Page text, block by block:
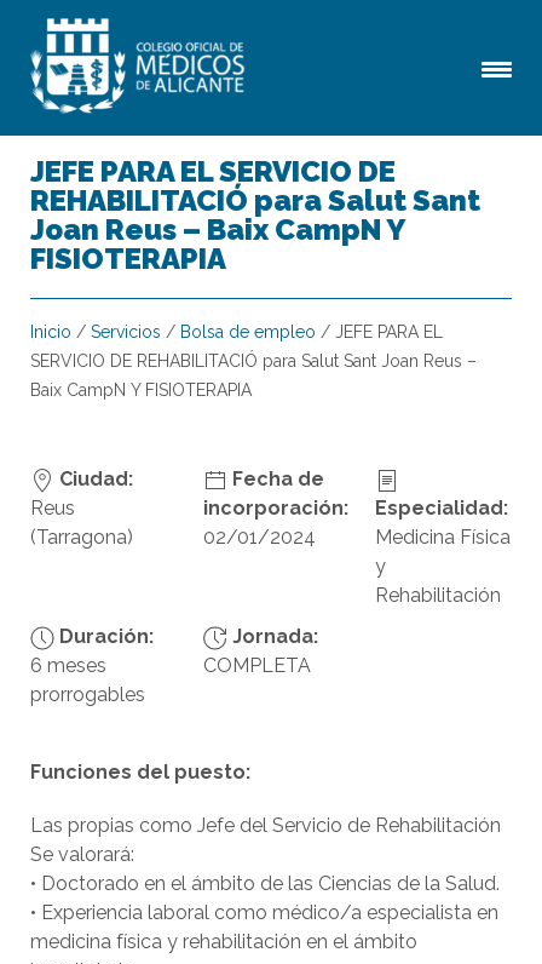
JEFE PARA EL SERVICIO DE
REHABILITACIÓ para Salut Sant
Joan Reus – Baix CampN Y
FISIOTERAPIA
Inicio / Servicios / Bolsa de empleo / JEFE PARA EL
SERVICIO DE REHABILITACIÓ para Salut Sant Joan Reus –
Baix CampN Y FISIOTERAPIA
Ciudad:
Reus
(Tarragona)
Fecha de
incorporación:
02/01/2024
Especialidad:
Medicina Física
y
Rehabilitación
Duración:
6 meses
prorrogables
Jornada:
COMPLETA
Funciones del puesto:
Las propias como Jefe del Servicio de Rehabilitación
Se valorará:
• Doctorado en el ámbito de las Ciencias de la Salud.
• Experiencia laboral como médico/a especialista en
medicina física y rehabilitación en el ámbito